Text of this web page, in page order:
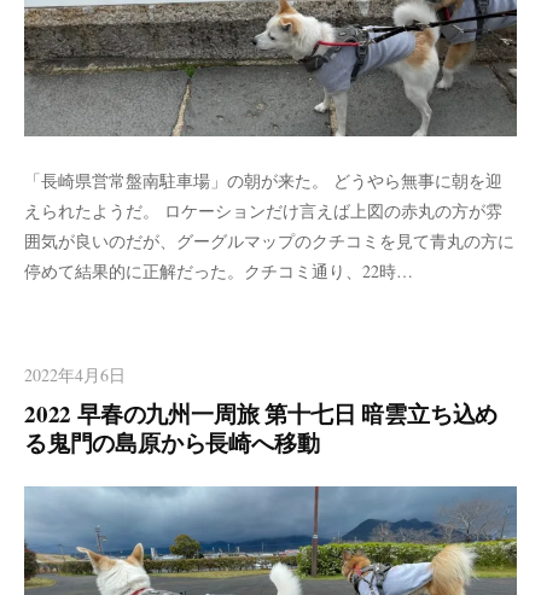
「長崎県営常盤南駐車場」の朝が来た。 どうやら無事に朝を迎
えられたようだ。 ロケーションだけ言えば上図の赤丸の方が雰
囲気が良いのだが、グーグルマップのクチコミを見て青丸の方に
停めて結果的に正解だった。クチコミ通り、22時…
2022年4月6日
2022 早春の九州一周旅 第十七日 暗雲立ち込め
る鬼門の島原から長崎へ移動